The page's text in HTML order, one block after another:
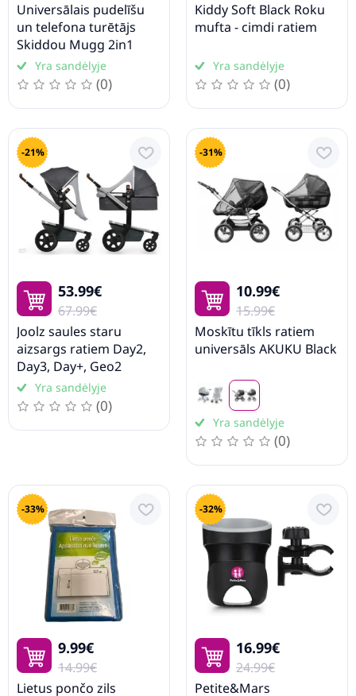
- Kojų uždangalas vežimėliui
- Vežimėlių atsarginės dalys
- Apsauga nuo saulės vežimėliui
- Adapteriai vežimėliui
- Pakojai vežimėliams
- Puodelio laikiklis vežimėliui
- Kiti vežimėlių priedai
Autokėdutės
Vaiko kambario baldai
Maniežai vaikams
Vaikų transportas
Drabužiai ir avalynė
Prekės mamoms
Maitinimas
Žaislai ir žaidimai
Vaikų dovanos
Universālais pudelīšu
un telefona turētājs
Skiddou Mugg 2in1
Yra sandėlyje
(0)
Kiddy Soft Black Roku
mufta - cimdi ratiem
Yra sandėlyje
(0)
-21%
53.99€
67.99€
Joolz saules staru
aizsargs ratiem Day2,
Day3, Day+, Geo2
Yra sandėlyje
(0)
-31%
10.99€
15.99€
Moskītu tīkls ratiem
universāls AKUKU Black
Yra sandėlyje
(0)
-33%
9.99€
14.99€
Lietus pončo zils
-32%
16.99€
24.99€
Petite&Mars